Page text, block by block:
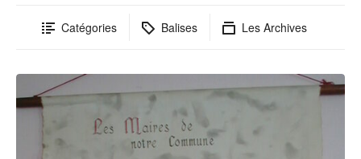
Catégories Balises Les Archives